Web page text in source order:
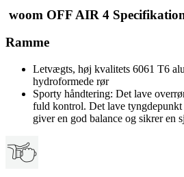
woom OFF AIR 4
Ramme
Letvægts, høj kvalitets 6061 T6
hydroformede rør
Sporty håndtering: Det lave
fuld kontrol. Det lave tyngdepunkt
giver en god balance og sikrer en